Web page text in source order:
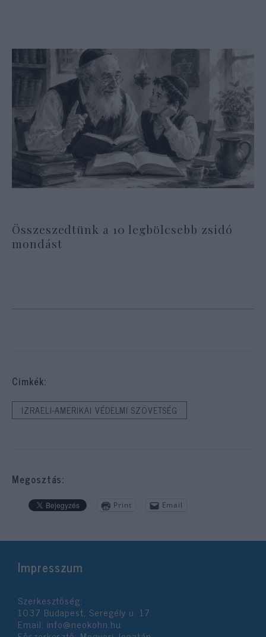
Összeszedtünk a 10 legbölcsebb zsidó
mondást
Cimkék:
IZRAELI-AMERIKAI VÉDELMI SZÖVETSÉG
Megosztás:
Print Email
Impresszum
Szerkesztőség:
1037 Budapest, Seregély u. 17.
Email: info@neokohn.hu